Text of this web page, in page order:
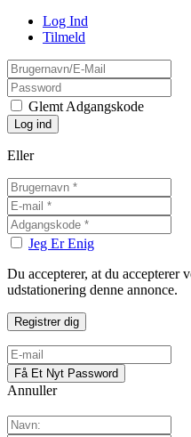
Log Ind
Tilmeld
Glemt Adgangskode
Eller
Jeg Er Enig
Du accepterer, at du
udstationering denne annonce.
Annuller